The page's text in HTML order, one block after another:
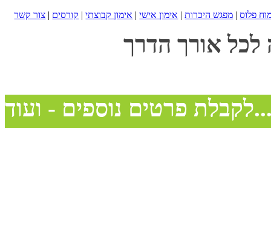
פלוס| מפגש היכרות| אימון אישי| אימון קבוצתי| קורסים | צור קשר
לכל אורך הדרך
נוספים - ועוד...